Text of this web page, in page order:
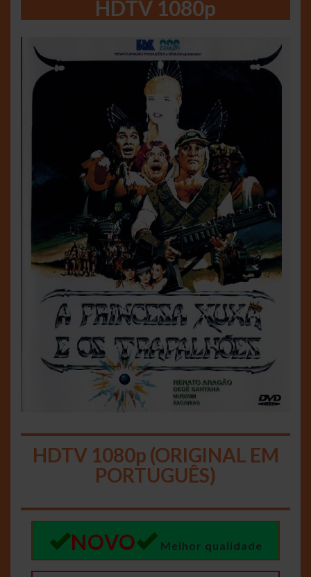
HDTV 1080p
HDTV 1080p (ORIGINAL EM
PORTUGUÊS)
NOVO Melhor qualidade